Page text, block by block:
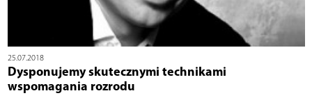
25.07.2018
Dysponujemy skutecznymi technikami
wspomagania rozrodu